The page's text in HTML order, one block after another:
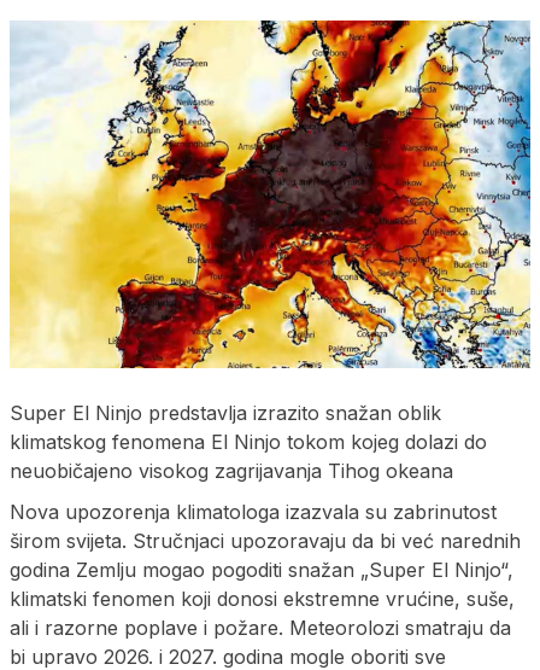
Super El Ninjo predstavlja izrazito snažan oblik
klimatskog fenomena El Ninjo tokom kojeg dolazi do
neuobičajeno visokog zagrijavanja Tihog okeana
Nova upozorenja klimatologa izazvala su zabrinutost
širom svijeta. Stručnjaci upozoravaju da bi već narednih
godina Zemlju mogao pogoditi snažan „Super El Ninjo“,
klimatski fenomen koji donosi ekstremne vrućine, suše,
ali i razorne poplave i požare. Meteorolozi smatraju da
bi upravo 2026. i 2027. godina mogle oboriti sve